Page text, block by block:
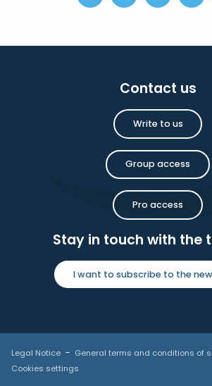
Contact us
Write to us
Group access
Pro access
Stay in touch with the
I want to subscribe to the
Legal Notice General terms and conditions of
Cookies settings